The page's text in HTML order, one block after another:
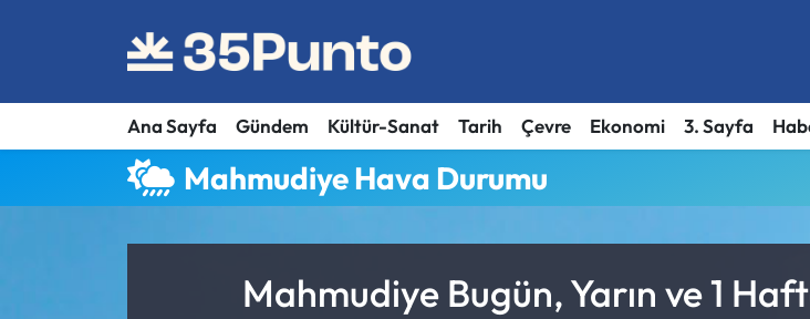
Ana Sayfa Gündem Kültür-Sanat Tarih Çevre Ekonomi 3. Sayfa
Mahmudiye Hava Durumu
Mahmudiye Bugün, Yarın ve 1